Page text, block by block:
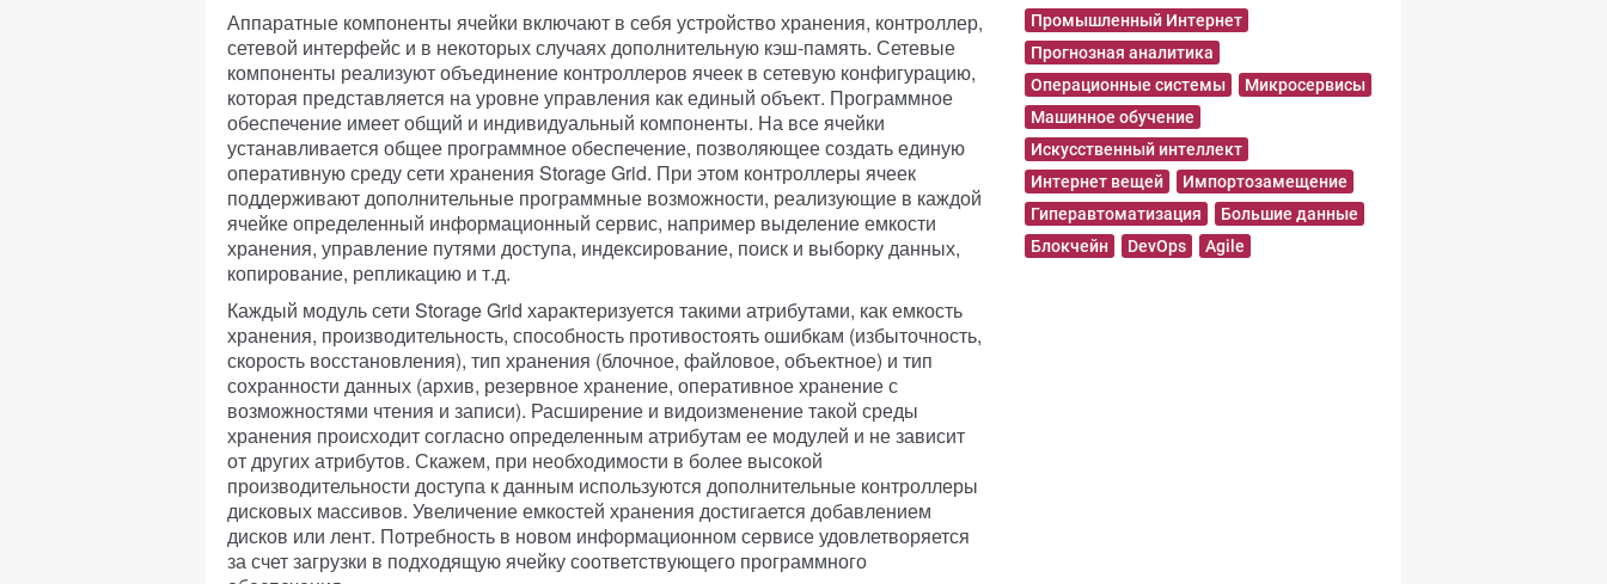
Аппаратные компоненты ячейки включают в себя устройство хранения, контроллер,
сетевой интерфейс и в некоторых случаях дополнительную кэш-память. Сетевые
компоненты реализуют объединение контроллеров ячеек в сетевую конфигурацию,
которая представляется на уровне управления как единый объект. Программное
обеспечение имеет общий и индивидуальный компоненты. На все ячейки
устанавливается общее программное обеспечение, позволяющее создать единую
оперативную среду сети хранения Storage Grid. При этом контроллеры ячеек
поддерживают дополнительные программные возможности, реализующие в каждой
ячейке определенный информационный сервис, например выделение емкости
хранения, управление путями доступа, индексирование, поиск и выборку данных,
копирование, репликацию и т.д.
Каждый модуль сети Storage Grid характеризуется такими атрибутами, как емкость
хранения, производительность, способность противостоять ошибкам (избыточность,
скорость восстановления), тип хранения (блочное, файловое, объектное) и тип
сохранности данных (архив, резервное хранение, оперативное хранение с
возможностями чтения и записи). Расширение и видоизменение такой среды
хранения происходит согласно определенным атрибутам ее модулей и не зависит
от других атрибутов. Скажем, при необходимости в более высокой
производительности доступа к данным используются дополнительные контроллеры
дисковых массивов. Увеличение емкостей хранения достигается добавлением
дисков или лент. Потребность в новом информационном сервисе удовлетворяется
за счет загрузки в подходящую ячейку соответствующего программного
Промышленный Интернет
Прогнозная аналитика
Операционные системы
Микросервисы
Машинное обучение
Искусственный интеллект
Интернет вещей
Импортозамещение
Гиперавтоматизация
Большие данные
Блокчейн
DevOps Agile